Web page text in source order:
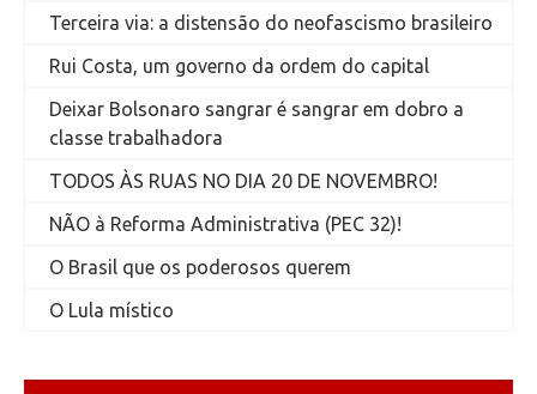
Terceira via: a distensão do neofascismo brasileiro
Rui Costa, um governo da ordem do capital
Deixar Bolsonaro sangrar é sangrar em dobro a
classe trabalhadora
TODOS ÀS RUAS NO DIA 20 DE NOVEMBRO!
NÃO à Reforma Administrativa (PEC 32)!
O Brasil que os poderosos querem
O Lula místico